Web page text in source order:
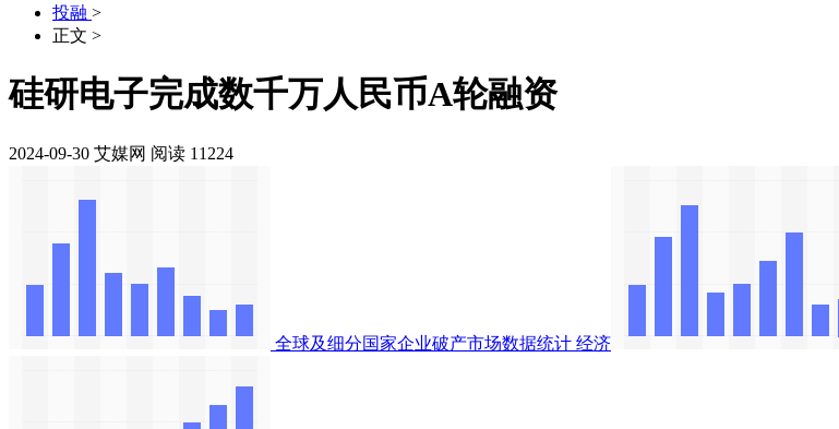
投融 >
正文 >
硅研电子完成数千万人民币A轮融资
2024-09-30 艾媒网 阅读 11224
全球及细分国家企业破产市场数据统计 经济